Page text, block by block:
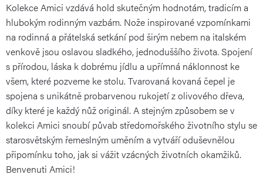
cena:
Kolekce Amici vzdává hold skutečným hodnotám, tradicím a
hlubokým rodinným vazbám. Nože inspirované vzpomínkami
na rodinná a přátelská setkání pod širým nebem na italském
venkově jsou oslavou sladkého, jednoduššího života. Spojení
s přírodou, láska k dobrému jídlu a upřímná náklonnost ke
všem, které pozveme ke stolu. Tvarovaná kovaná čepel je
spojena s unikátně probarvenou rukojetí z olivového dřeva,
díky které je každý nůž originál. A stejným způsobem se v
kolekci Amici snoubí půvab středomořského životního stylu se
starosvětským řemeslným uměním a vytváří oduševnělou
připomínku toho, jak si vážit vzácných životních okamžiků.
Benvenuti Amici!